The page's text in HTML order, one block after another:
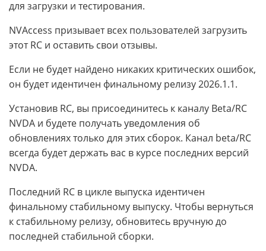
для загрузки и тестирования.
NVAccess призывает всех пользователей загрузить
этот RC и оставить свои отзывы.
Если не будет найдено никаких критических ошибок,
он будет идентичен финальному релизу 2026.1.1.
Установив RC, вы присоединитесь к каналу Beta/RC
NVDA и будете получать уведомления об
обновлениях только для этих сборок. Канал beta/RC
всегда будет держать вас в курсе последних версий
NVDA.
Последний RC в цикле выпуска идентичен
финальному стабильному выпуску. Чтобы вернуться
к стабильному релизу, обновитесь вручную до
последней стабильной сборки.